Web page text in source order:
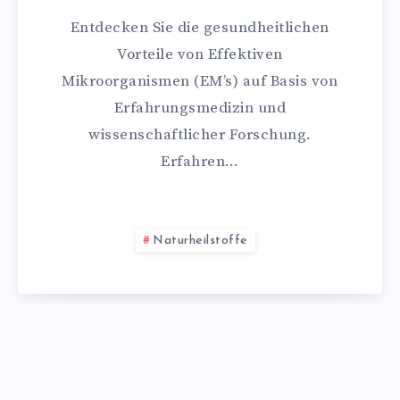
Entdecken Sie die gesundheitlichen
Vorteile von Effektiven
Mikroorganismen (EM’s) auf Basis von
Erfahrungsmedizin und
wissenschaftlicher Forschung.
Erfahren…
Naturheilstoffe